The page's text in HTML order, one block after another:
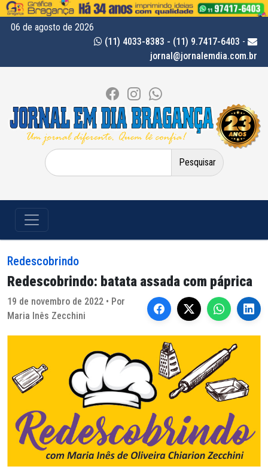
06 de agosto de 2026
(11) 4033-8383 - (11) 9.7417-6403 -
jornal@jornalemdia.com.br
Pesquisar
por:
Redescobrindo
Redescobrindo: batata assada com páprica
19 de novembro de 2022 • Por
Maria Inês Zecchini